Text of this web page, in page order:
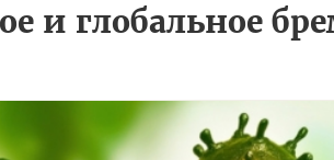
и глобальное